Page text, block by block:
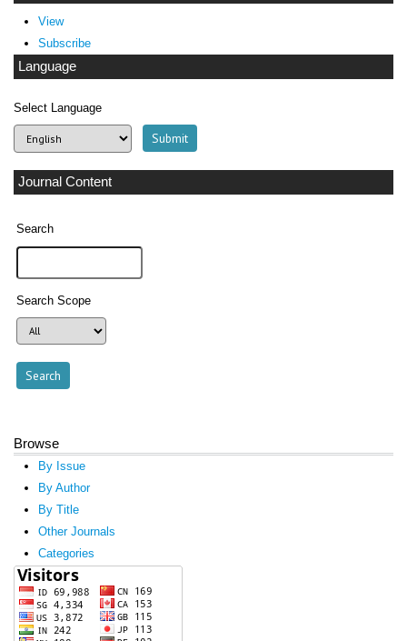
View
Subscribe
Language
Select Language
Journal Content
Search
Search Scope
Browse
By Issue
By Author
By Title
Other Journals
Categories